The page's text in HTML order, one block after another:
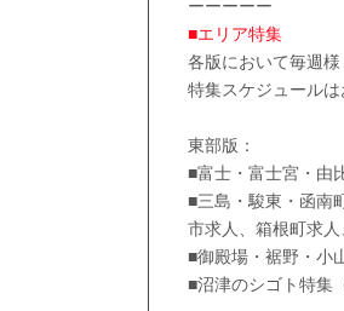
ーーーーー
■エリア特集
各版において毎週様
特集スケジュールは
東部版：
■富士・富士宮・由
■三島・駿東・函南
市求人、箱根町求人
■御殿場・裾野・小
■沼津のシゴト特集